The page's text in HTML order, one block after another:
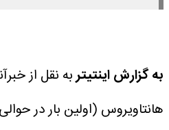
به گزارش اینتیتربه نقل از
هانتاویروس (اولین بار در